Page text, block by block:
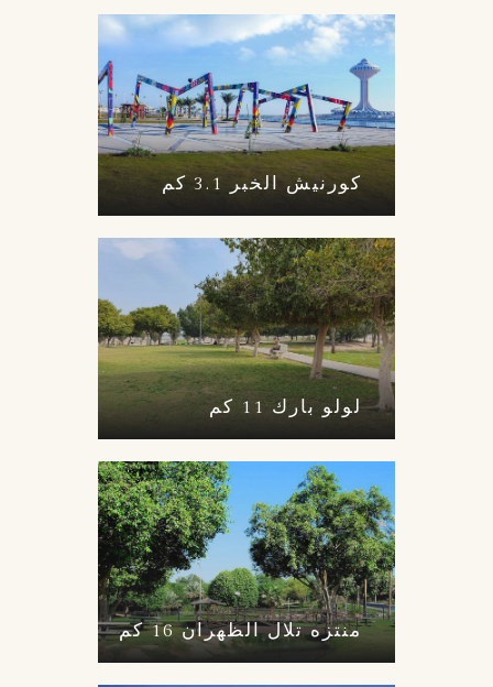
كورنيش الخبر 3.1 كم
لولو بارك 11 كم
منتزه تلال الظهران 16 كم